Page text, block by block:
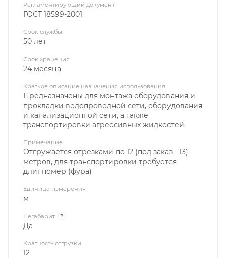
Регламентирующий документ
ГОСТ 18599-2001
Срок службы
50 лет
Срок хранения
24 месяца
Краткое описание назначения использования
Предназначены для монтажа оборудования и
прокладки водопроводной сети, оборудования
и канализационной сети, а также
транспортировки агрессивных жидкостей.
Примечание
Отгружается отрезками по 12 (под заказ - 13)
метров, для транспортировки требуется
длинномер (фура)
Единица измерения
м
Негабарит ?
Да
Кратность отгрузки
12